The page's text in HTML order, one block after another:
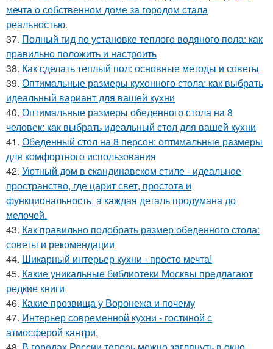
мечта о собственном доме за городом стала
реальностью.
37. Полный гид по установке теплого водяного пола: как
правильно положить и настроить
38. Как сделать теплый пол: основные методы и советы
39. Оптимальные размеры кухонного стола: как выбрать
идеальный вариант для вашей кухни
40. Оптимальные размеры обеденного стола на 8
человек: как выбрать идеальный стол для вашей кухни
41. Обеденный стол на 8 персон: оптимальные размеры
для комфортного использования
42. Уютный дом в скандинавском стиле - идеальное
пространство, где царит свет, простота и
функциональность, а каждая деталь продумана до
мелочей.
43. Как правильно подобрать размер обеденного стола:
советы и рекомендации
44. Шикарный интерьер кухни - просто мечта!
45. Какие уникальные библиотеки Москвы предлагают
редкие книги
46. Какие прозвища у Воронежа и почему
47. Интерьер современной кухни - гостиной с
атмосферой кантри.